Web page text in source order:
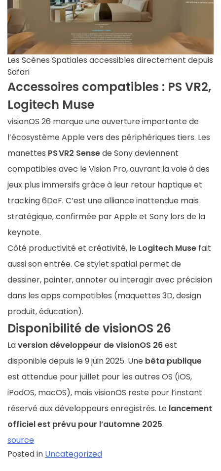
Les Scènes Spatiales accessibles directement depuis
Safari
Accessoires compatibles : PS VR2,
Logitech Muse
visionOS 26 marque une ouverture importante de
l’écosystème Apple vers des périphériques tiers. Les
manettes PS VR2 Sensede Sony deviennent
compatibles avec le Vision Pro, ouvrant la voie à des
jeux plus immersifs grâce à leur retour haptique et
tracking 6DoF. C’est une alliance inattendue mais
stratégique, confirmée par Apple et Sony lors de la
keynote.
Côté productivité et créativité, le Logitech Muse fait
aussi son entrée. Ce stylet spatial permet de
dessiner, pointer, annoter ou interagir avec précision
dans les apps compatibles (maquettes 3D, design
produit, éducation).
Disponibilité de visionOS 26
Laversion développeur de visionOS 26est
disponible depuis le 9 juin 2025. Une bêta publique
est attendue pour juillet pour les autres OS (iOS,
iPadOS, macOS), mais visionOS reste pour l’instant
réservé aux développeurs enregistrés. Le lancement
officiel est prévu pour l’automne 2025.
source
Posted in Uncategorized